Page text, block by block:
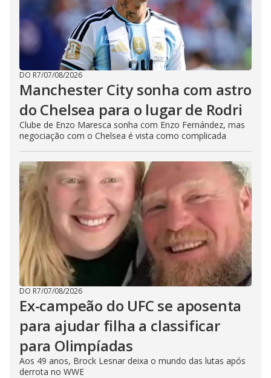
DO R7/07/08/2026
Manchester City sonha com astro
do Chelsea para o lugar de Rodri
Clube de Enzo Maresca sonha com Enzo Fernández, mas
negociação com o Chelsea é vista como complicada
DO R7/07/08/2026
Ex-campeão do UFC se aposenta
para ajudar filha a classificar
para Olimpíadas
Aos 49 anos, Brock Lesnar deixa o mundo das lutas após
derrota no WWE